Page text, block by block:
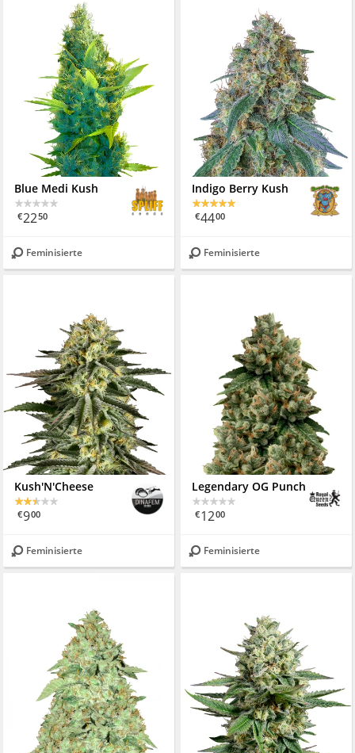
Blue Medi Kush
€2250
Feminisierte
Indigo Berry Kush
€4400
Feminisierte
Kush'N'Cheese
€900
Feminisierte
Legendary OG Punch
€1200
Feminisierte